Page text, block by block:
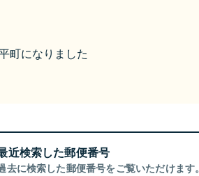
町になりました
近検索した郵便番号
去に検索した郵便番号をご覧いただけます。